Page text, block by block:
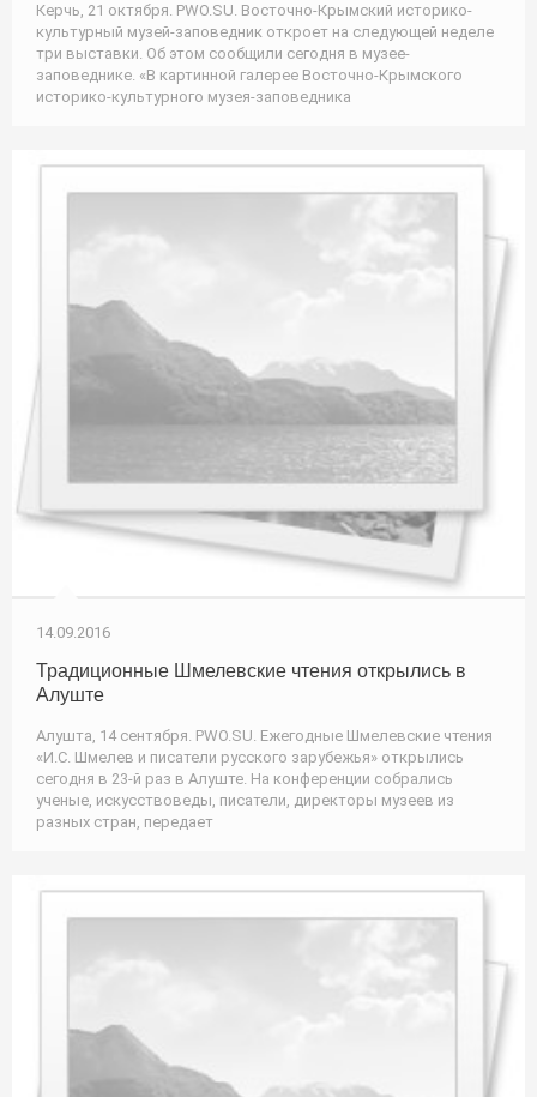
Керчь, 21 октября. PWO.SU. Восточно-Крымский историко-
культурный музей-заповедник откроет на следующей неделе
три выставки. Об этом сообщили сегодня в музее-
заповеднике. «В картинной галерее Восточно-Крымского
историко-культурного музея-заповедника
14.09.2016
Традиционные Шмелевские чтения открылись в
Алуште
Алушта, 14 сентября. PWO.SU. Ежегодные Шмелевские чтения
«И.С. Шмелев и писатели русского зарубежья» открылись
сегодня в 23-й раз в Алуште. На конференции собрались
ученые, искусствоведы, писатели, директоры музеев из
разных стран, передает